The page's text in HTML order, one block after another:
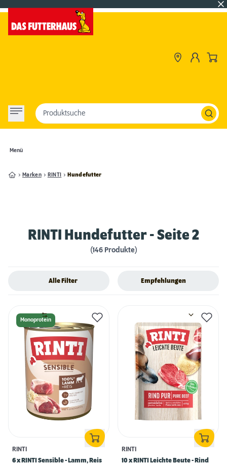
Menü
Produktsuche
Marken RINTI Hundefutter
RINTI Hundefutter - Seite 2
(146 Produkte)
Alle Filter Empfehlungen
Monoprotein
RINTI
6 x RINTI Sensible - Lamm, Reis
RINTI
10 x RINTI Leichte Beute - Rind